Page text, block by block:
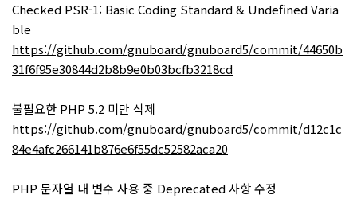
Checked PSR-1: Basic Coding Standard & Undefined Varia
ble
https://github.com/gnuboard/gnuboard5/commit/44650b
31f6f95e30844d2b8b9e0b03bcfb3218cd
불필요한 PHP 5.2 미만 삭제
https://github.com/gnuboard/gnuboard5/commit/d12c1c
84e4afc266141b876e6f55dc52582aca20
PHP 문자열 내 변수 사용 중 Deprecated 사항 수정